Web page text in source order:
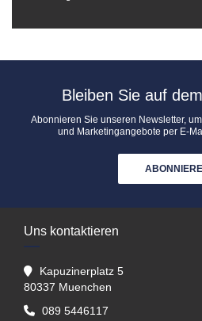
Bleiben Sie auf
Abonnieren Sie unseren Newsletter,
und Marketingangebote per E-
Uns kontaktieren
Kapuzinerplatz 5
80337 Muenchen
089 5446117